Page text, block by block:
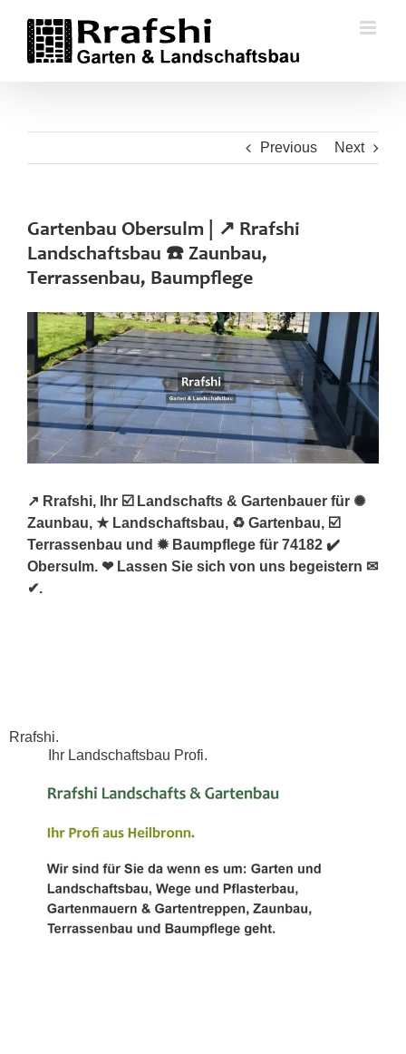
content
Previous Next
Gartenbau Obersulm | ↗️ Rrafshi
Landschaftsbau ☎️ Zaunbau,
Terrassenbau, Baumpflege
↗️ Rrafshi, Ihr ☑️ Landschafts & Gartenbauer für ✺
Zaunbau, ★ Landschaftsbau, ♻ Gartenbau, ☑️
Terrassenbau und ✹ Baumpflege für 74182 ✔️
Obersulm. ❤ Lassen Sie sich von uns begeistern ✉
✔.
Rrafshi.
Ihr Landschaftsbau Profi.